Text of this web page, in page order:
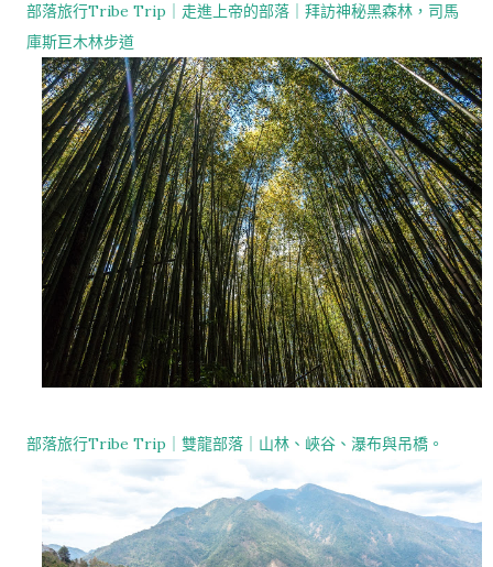
部落旅行Tribe Trip｜走進上帝的部落｜拜訪神秘黑森林，司馬
庫斯巨木林步道
部落旅行Tribe Trip｜雙龍部落｜山林、峽谷、瀑布與吊橋。